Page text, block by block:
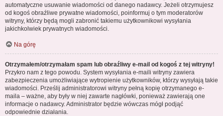
automatyczne usuwanie wiadomości od danego nadawcy. Jeżeli otrzymujesz
od kogoś obraźliwe prywatne wiadomości, poinformuj o tym moderatorów
witryny, którzy będą mogli zabronić takiemu użytkownikowi wysyłania
jakichkolwiek prywatnych wiadomości.
Na górę
Otrzymałem/otrzymałam spam lub obraźliwy e-mail od kogoś z tej witryny!
Przykro nam z tego powodu. System wysyłania e-maili witryny zawiera
zabezpieczenia umożliwiające wytropienie użytkowników, którzy wysyłają takie
wiadomości. Prześlij administratorowi witryny pełną kopię otrzymanego e-
maila – ważne, aby były w niej zawarte nagłówki, ponieważ zawierają one
informacje o nadawcy. Administrator będzie wówczas mógł podjąć
odpowiednie działania.